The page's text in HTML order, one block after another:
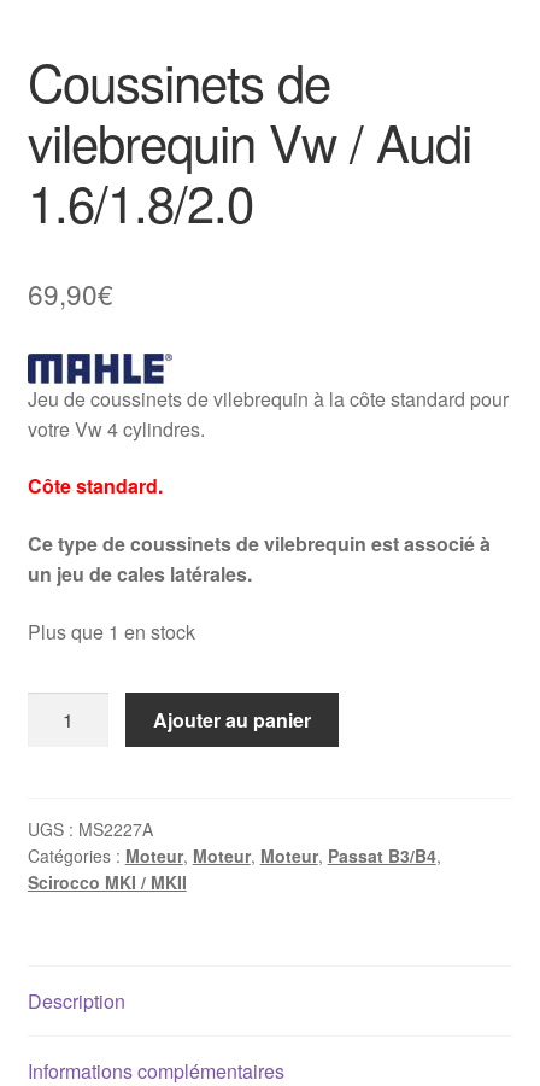
Coussinets de
vilebrequin Vw / Audi
1.6/1.8/2.0
69,90€
Jeu de coussinets de vilebrequin à la côte standard pour
votre Vw 4 cylindres.
Côte standard.
Ce type de coussinets de vilebrequin est associé à
un jeu de cales latérales.
Plus que 1 en stock
vilebrequin
Vw
/
Ajouter au panier
UGS : MS2227A
Catégories : Moteur, Moteur, Moteur, Passat B3/B4,
Scirocco MKI / MKII
Description
Informations complémentaires